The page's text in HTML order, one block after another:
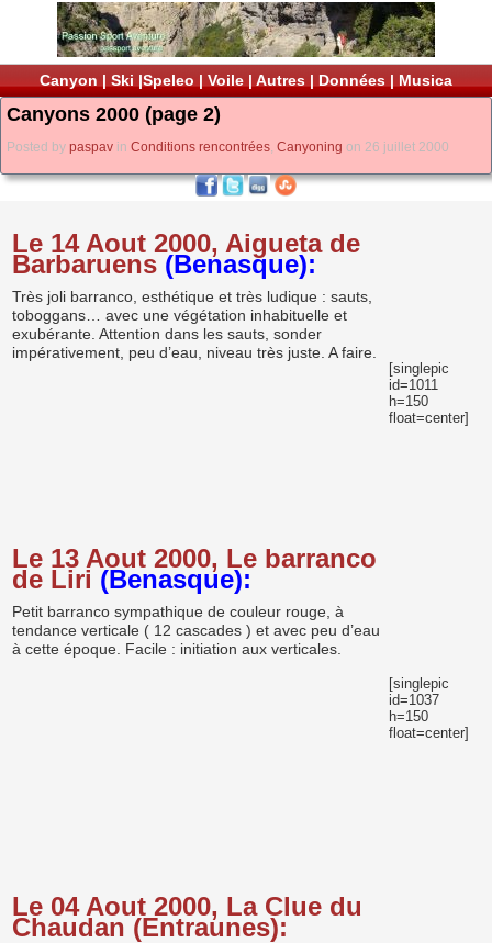
Canyon | Ski |Speleo | Voile | Autres | Données | Musica
Canyons 2000 (page 2)
Posted by paspav in Conditions rencontrées, Canyoning on 26 juillet 2000
Le 14 Aout 2000, Aigueta de
Barbaruens (Benasque):
Très joli barranco, esthétique et très ludique : sauts,
toboggans… avec une végétation inhabituelle et
exubérante. Attention dans les sauts, sonder
impérativement, peu d’eau, niveau très juste. A faire.
[singlepic
id=1011
h=150
float=center]
Le 13 Aout 2000, Le barranco
de Liri (Benasque):
Petit barranco sympathique de couleur rouge, à
tendance verticale ( 12 cascades ) et avec peu d’eau
à cette époque. Facile : initiation aux verticales.
[singlepic
id=1037
h=150
float=center]
Le 04 Aout 2000, La Clue du
Chaudan (Entraunes):